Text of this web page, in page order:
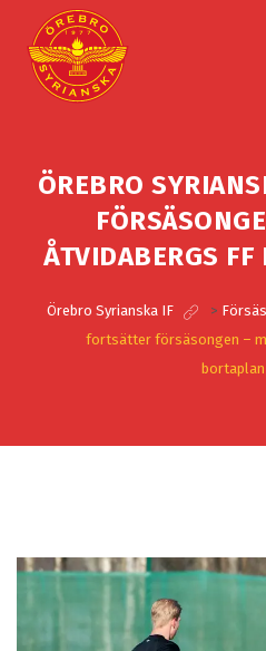
ÖREBRO
ÅTVIDABERGS FF
Örebro Syrianska IF >
fortsätter försäsongen –
bortaplan